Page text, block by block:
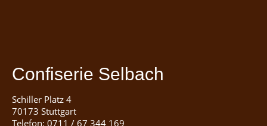
Confiserie Selbach
Schiller Platz 4
70173 Stuttgart
Telefon: 0711 / 67 344 169